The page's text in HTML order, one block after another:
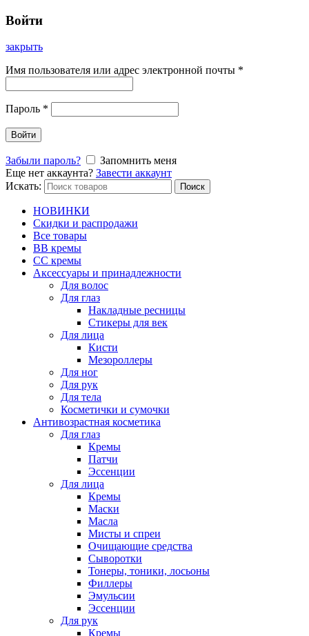
Войти
закрыть
Имя пользователя или адрес электронной почты *
Пароль *
Войти
Забыли пароль?
Запомнить меня
Еще нет аккаунта? Завести аккаунт
Искать:
Поиск
НОВИНКИ
Скидки и распродажи
Все товары
BB кремы
CC кремы
Аксессуары и принадлежности
Для волос
Для глаз
Накладные ресницы
Стикеры для век
Для лица
Кисти
Мезороллеры
Для ног
Для рук
Для тела
Косметички и сумочки
Антивозрастная косметика
Для глаз
Кремы
Патчи
Эссенции
Для лица
Кремы
Маски
Масла
Мисты и спреи
Очищающие средства
Сыворотки
Тонеры, тоники, лосьоны
Филлеры
Эмульсии
Эссенции
Для рук
Кремы